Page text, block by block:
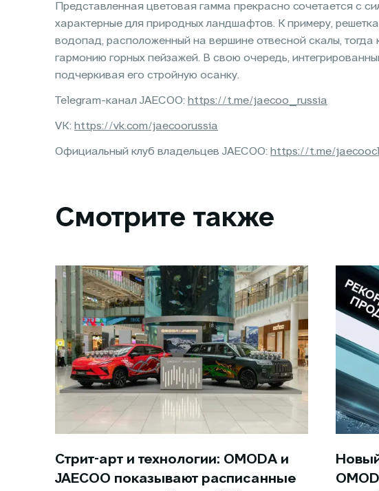
Представленная цветовая гамма прекрасно сочетается с
характерные для природных ландшафтов. К примеру,
водопад, расположенный на вершине отвесной скалы, тогда
гармонию горных пейзажей. В свою очередь,
подчеркивая его стройную осанку.
Telegram-канал JAECOO: https://t.me/jaecoo_russia
VK: https://vk.com/jaecoorussia
Официальный клуб владельцев JAECOO: https://t.me/
Смотрите также
Стрит-арт и технологии: OMODA и
JAECOO показывают расписанные